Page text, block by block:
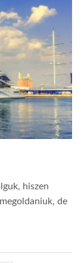
hiszen
de